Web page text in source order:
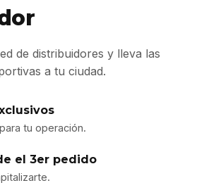
de distribuidores y lleva las
a tu ciudad.
tu operación.
el 3er pedido